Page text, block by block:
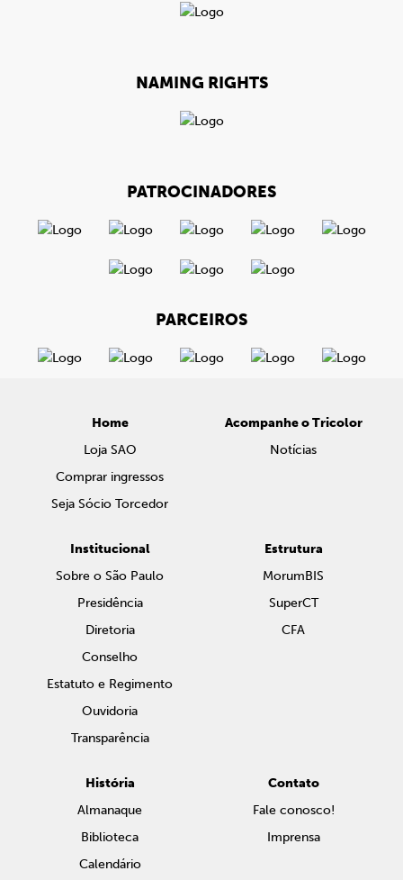
NAMING RIGHTS
PATROCINADORES
PARCEIROS
Home
Loja SAO
Comprar ingressos
Seja Sócio Torcedor
Acompanhe o Tricolor
Notícias
Institucional
Sobre o São Paulo
Presidência
Diretoria
Conselho
Estatuto e Regimento
Ouvidoria
Transparência
Estrutura
MorumBIS
SuperCT
CFA
História
Almanaque
Biblioteca
Calendário
Contato
Fale conosco!
Imprensa